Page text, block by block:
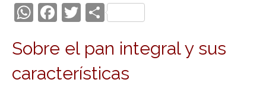
W
at
s
F
e
b
T
itt
er
C
m
p
Sobre el pan integral y sus
características